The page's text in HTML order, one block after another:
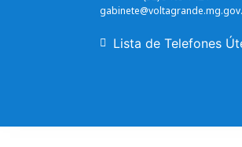
Lista de Telefones